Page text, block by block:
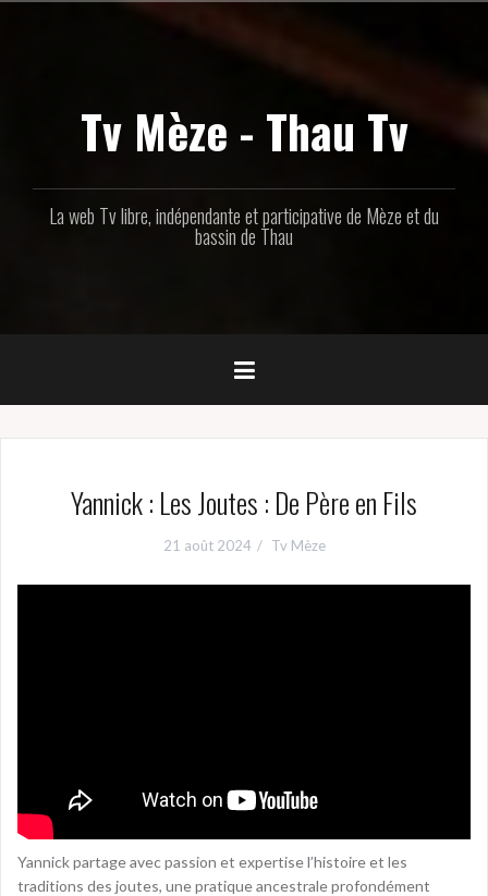
Tv Mèze - Thau Tv
La web Tv libre, indépendante et participative de Mèze et du
bassin de Thau
Yannick : Les Joutes : De Père en Fils
21 août 2024 Tv Mèze
Yannick partage avec passion et expertise l’histoire et les
traditions des joutes, une pratique ancestrale profondément